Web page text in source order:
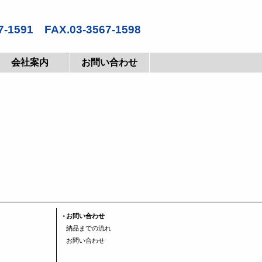
1591 FAX.03-3567-1598
会社案内
お問い合わせ
お問い合わせ
納品までの流れ
お問い合わせ